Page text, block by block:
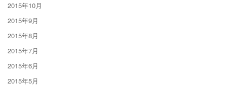
2015年10月
2015年9月
2015年8月
2015年7月
2015年6月
2015年5月